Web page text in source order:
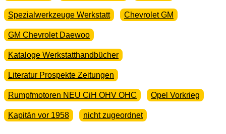
Spezialwerkzeuge Werkstatt Chevrolet GM
GM Chevrolet Daewoo
Kataloge Werkstatthandbücher
Literatur Prospekte Zeitungen
Rumpfmotoren NEU CiH OHV OHC Opel Vorkrieg
Kapitän vor 1958 nicht zugeordnet